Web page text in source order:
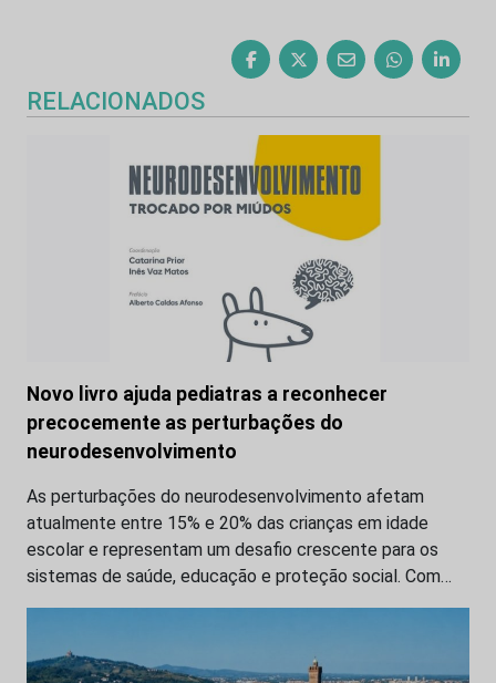
RELACIONADOS
Novo livro ajuda pediatras a reconhecer
precocemente as perturbações do
neurodesenvolvimento
As perturbações do neurodesenvolvimento afetam
atualmente entre 15% e 20% das crianças em idade
escolar e representam um desafio crescente para os
sistemas de saúde, educação e proteção social. Com…